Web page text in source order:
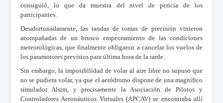
consiguió, lo que da muestra del nivel de pericia de los
participantes.
Desafortunadamente, las tandas de tomas de precisión vinieron
acompañadas de un brusco empeoramiento de las condiciones
meteorológicas, que finalmente obligaron a cancelar los vuelos de
los paramotores previstos para última hora de la tarde.
Sin embargo, la imposibilidad de volar al aire libre no supuso que
no se pudiera volar, ya que el aeródromo dispone de una magnífico
simulador Alsim, y precisamente la Asociación de Pilotos y
Controladores Aeronáuticos Virtuales (APCAV) se encontraba allí